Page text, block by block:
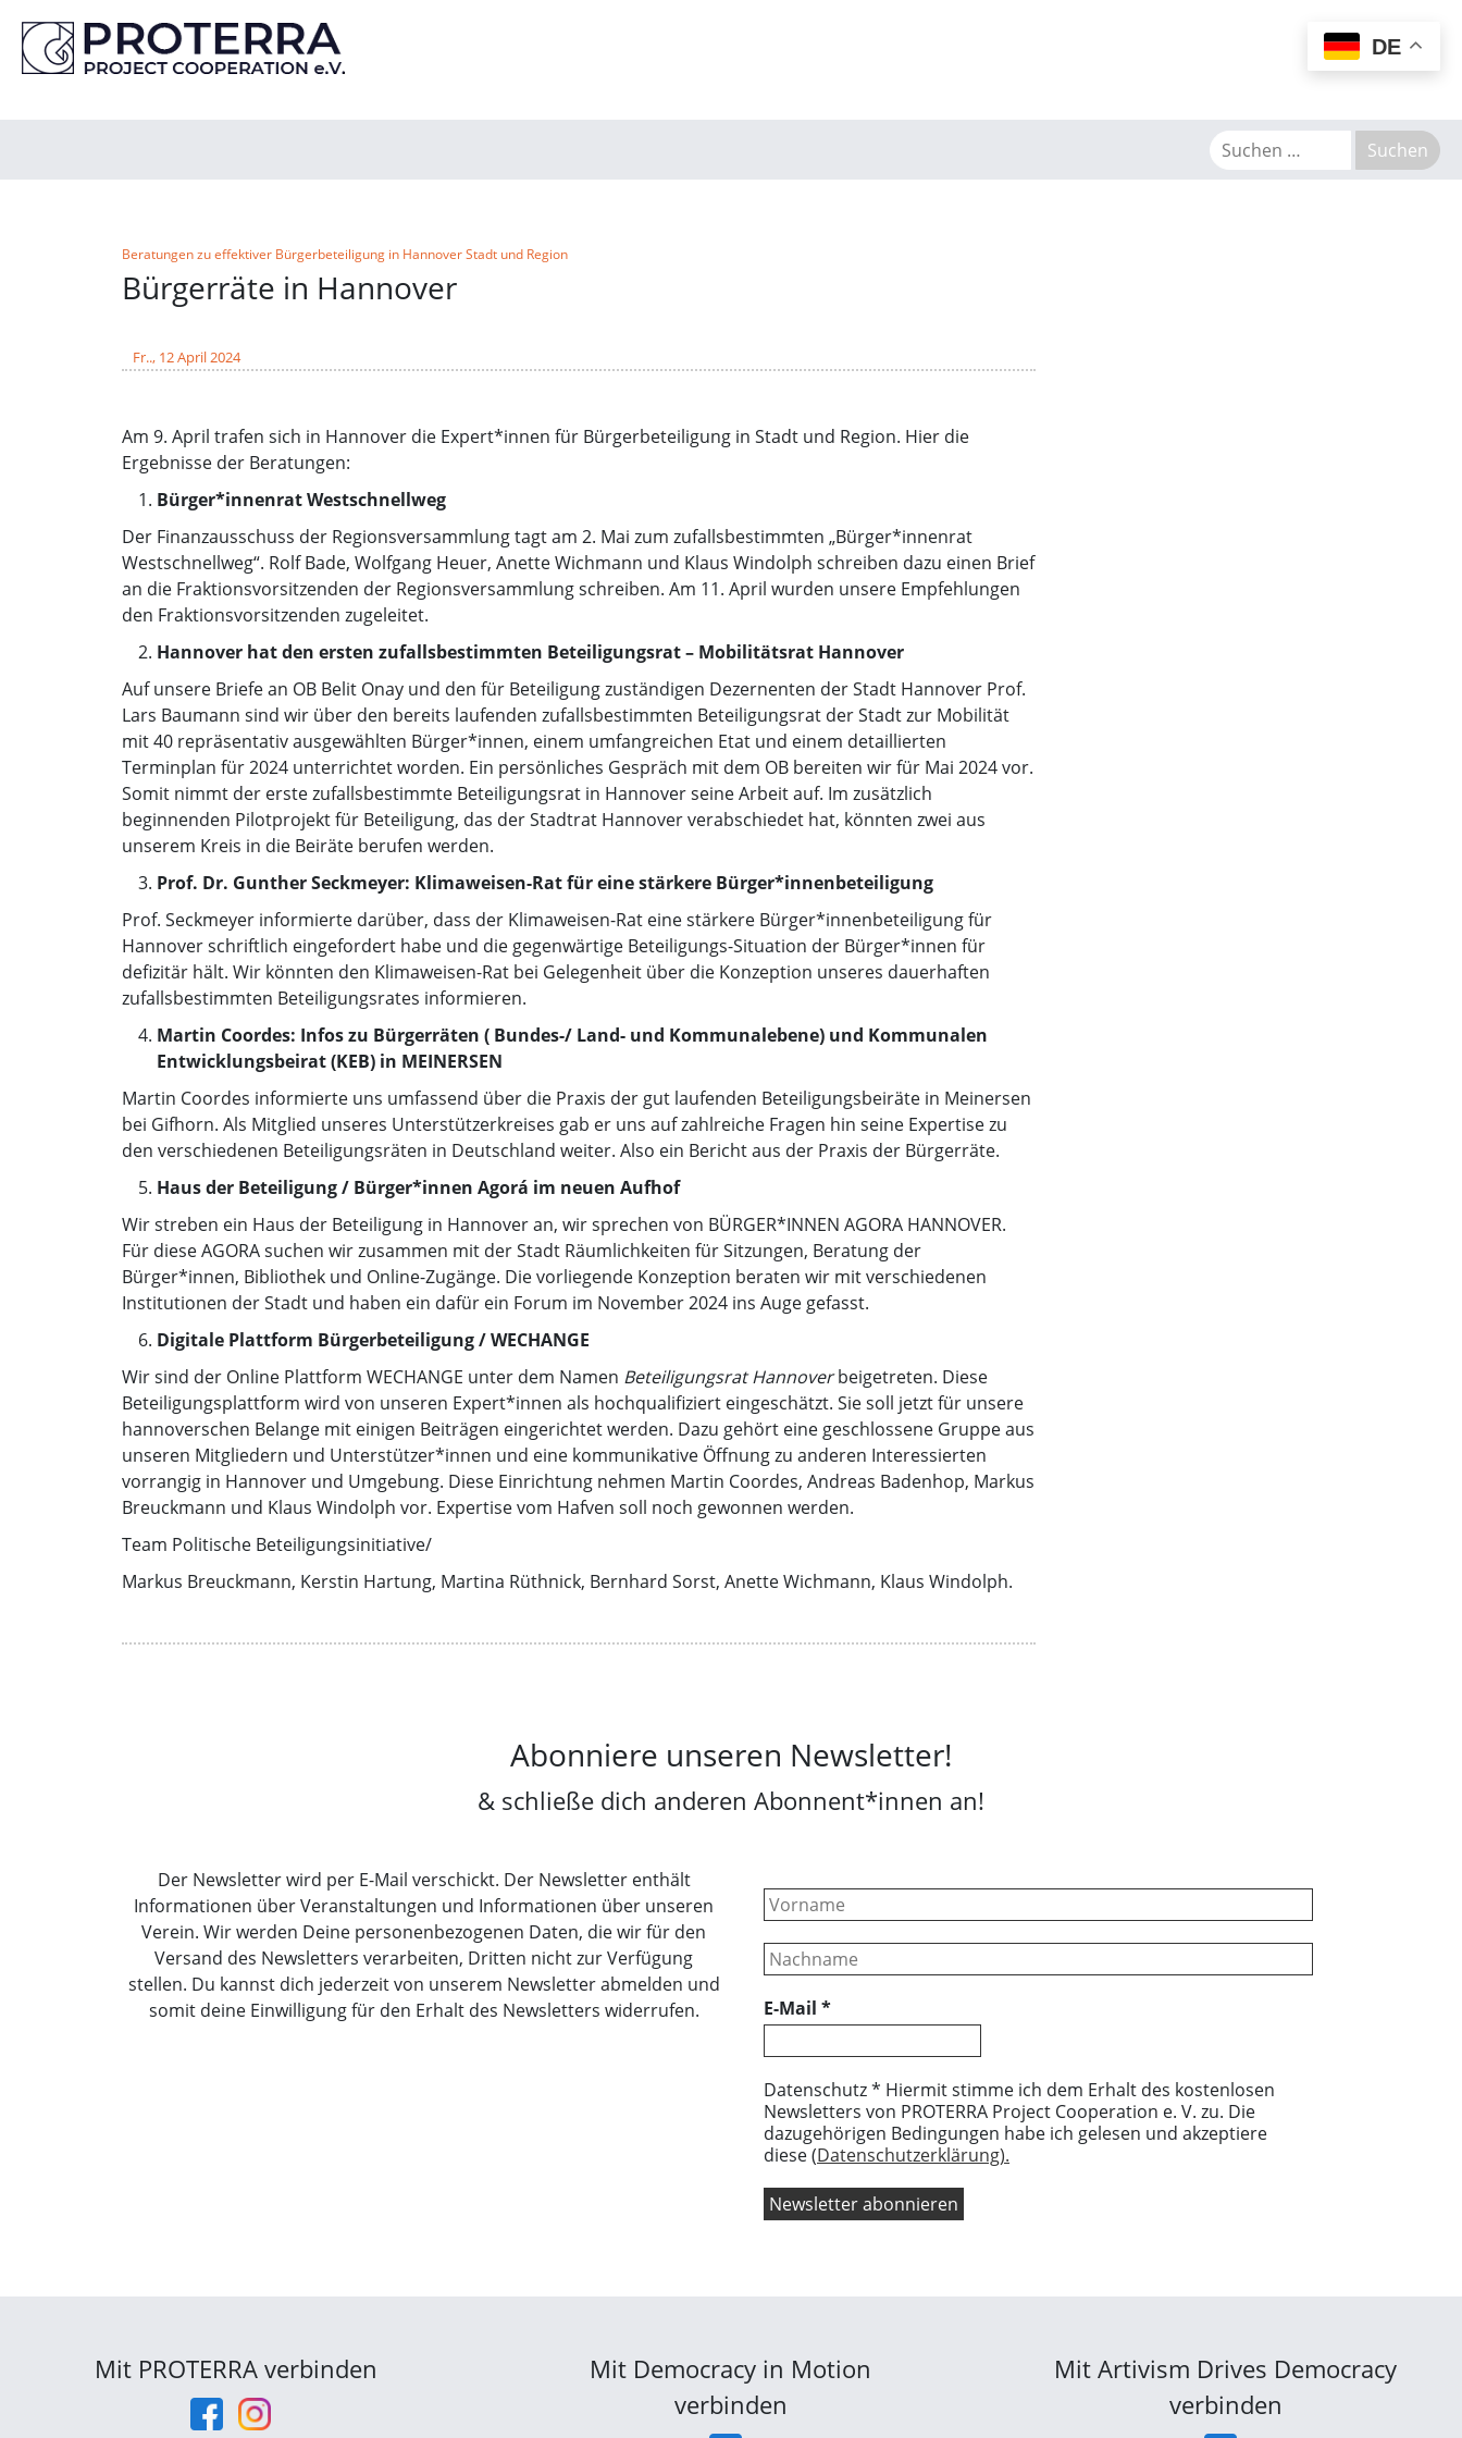
MENU
Beratungen zu effektiver Bürgerbeteiligung in Hannover Stadt und Region
Bürgerräte in Hannover
Fr.., 12 April 2024
Am 9. April trafen sich in Hannover die Expert*innen für Bürgerbeteiligung in Stadt und Region. Hier die
Ergebnisse der Beratungen:
Bürger*innenrat Westschnellweg
Der Finanzausschuss der Regionsversammlung tagt am 2. Mai zum zufallsbestimmten „Bürger*innenrat
Westschnellweg“. Rolf Bade, Wolfgang Heuer, Anette Wichmann und Klaus Windolph schreiben dazu einen Brief
an die Fraktionsvorsitzenden der Regionsversammlung schreiben. Am 11. April wurden unsere Empfehlungen
den Fraktionsvorsitzenden zugeleitet.
Hannover hat den ersten zufallsbestimmten Beteiligungsrat – Mobilitätsrat Hannover
Auf unsere Briefe an OB Belit Onay und den für Beteiligung zuständigen Dezernenten der Stadt Hannover Prof.
Lars Baumann sind wir über den bereits laufenden zufallsbestimmten Beteiligungsrat der Stadt zur Mobilität
mit 40 repräsentativ ausgewählten Bürger*innen, einem umfangreichen Etat und einem detaillierten
Terminplan für 2024 unterrichtet worden. Ein persönliches Gespräch mit dem OB bereiten wir für Mai 2024 vor.
Somit nimmt der erste zufallsbestimmte Beteiligungsrat in Hannover seine Arbeit auf. Im zusätzlich
beginnenden Pilotprojekt für Beteiligung, das der Stadtrat Hannover verabschiedet hat, könnten zwei aus
unserem Kreis in die Beiräte berufen werden.
Prof. Dr. Gunther Seckmeyer: Klimaweisen-Rat für eine stärkere Bürger*innenbeteiligung
Prof. Seckmeyer informierte darüber, dass der Klimaweisen-Rat eine stärkere Bürger*innenbeteiligung für
Hannover schriftlich eingefordert habe und die gegenwärtige Beteiligungs-Situation der Bürger*innen für
defizitär hält. Wir könnten den Klimaweisen-Rat bei Gelegenheit über die Konzeption unseres dauerhaften
zufallsbestimmten Beteiligungsrates informieren.
Martin Coordes: Infos zu Bürgerräten ( Bundes-/ Land- und Kommunalebene) und Kommunalen
Entwicklungsbeirat (KEB) in MEINERSEN
Martin Coordes informierte uns umfassend über die Praxis der gut laufenden Beteiligungsbeiräte in Meinersen
bei Gifhorn. Als Mitglied unseres Unterstützerkreises gab er uns auf zahlreiche Fragen hin seine Expertise zu
den verschiedenen Beteiligungsräten in Deutschland weiter. Also ein Bericht aus der Praxis der Bürgerräte.
Haus der Beteiligung / Bürger*innen Agorá im neuen Aufhof
Wir streben ein Haus der Beteiligung in Hannover an, wir sprechen von BÜRGER*INNEN AGORA HANNOVER.
Für diese AGORA suchen wir zusammen mit der Stadt Räumlichkeiten für Sitzungen, Beratung der
Bürger*innen, Bibliothek und Online-Zugänge. Die vorliegende Konzeption beraten wir mit verschiedenen
Institutionen der Stadt und haben ein dafür ein Forum im November 2024 ins Auge gefasst.
Digitale Plattform Bürgerbeteiligung / WECHANGE
Wir sind der Online Plattform WECHANGE unter dem Namen Beteiligungsrat Hannoverbeigetreten. Diese
Beteiligungsplattform wird von unseren Expert*innen als hochqualifiziert eingeschätzt. Sie soll jetzt für unsere
hannoverschen Belange mit einigen Beiträgen eingerichtet werden. Dazu gehört eine geschlossene Gruppe aus
unseren Mitgliedern und Unterstützer*innen und eine kommunikative Öffnung zu anderen Interessierten
vorrangig in Hannover und Umgebung. Diese Einrichtung nehmen Martin Coordes, Andreas Badenhop, Markus
Breuckmann und Klaus Windolph vor. Expertise vom Hafven soll noch gewonnen werden.
Team Politische Beteiligungsinitiative/
Markus Breuckmann, Kerstin Hartung, Martina Rüthnick, Bernhard Sorst, Anette Wichmann, Klaus Windolph.
Abonniere unseren Newsletter!
& schließe dich anderen Abonnent*innen an!
Der Newsletter wird per E-Mail verschickt. Der Newsletter enthält
Informationen über Veranstaltungen und Informationen über unseren
Verein. Wir werden Deine personenbezogenen Daten, die wir für den
Versand des Newsletters verarbeiten, Dritten nicht zur Verfügung
stellen. Du kannst dich jederzeit von unserem Newsletter abmelden und
somit deine Einwilligung für den Erhalt des Newsletters widerrufen.
E-Mail *
Datenschutz * Hiermit stimme ich dem Erhalt des kostenlosen
Newsletters von PROTERRA Project Cooperation e. V. zu. Die
dazugehörigen Bedingungen habe ich gelesen und akzeptiere
diese (Datenschutzerklärung).
Mit PROTERRA verbinden
Mit Democracy in Motion
verbinden
Mit Artivism Drives Democracy
verbinden
DE